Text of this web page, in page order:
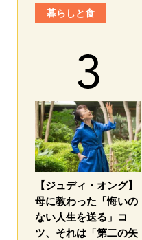
暮らしと食
【ジュディ・オング】
母に教わった「悔いの
ない人生を送る」コ
ツ、それは「第二の矢